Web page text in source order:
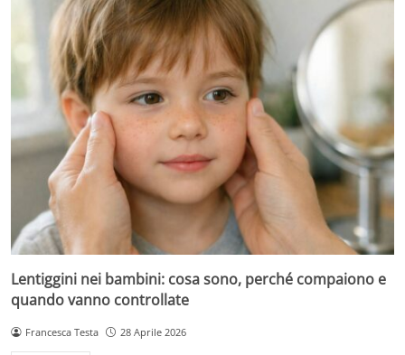
Lentiggini nei bambini: cosa sono, perché compaiono e
quando vanno controllate
Francesca Testa 28 Aprile 2026